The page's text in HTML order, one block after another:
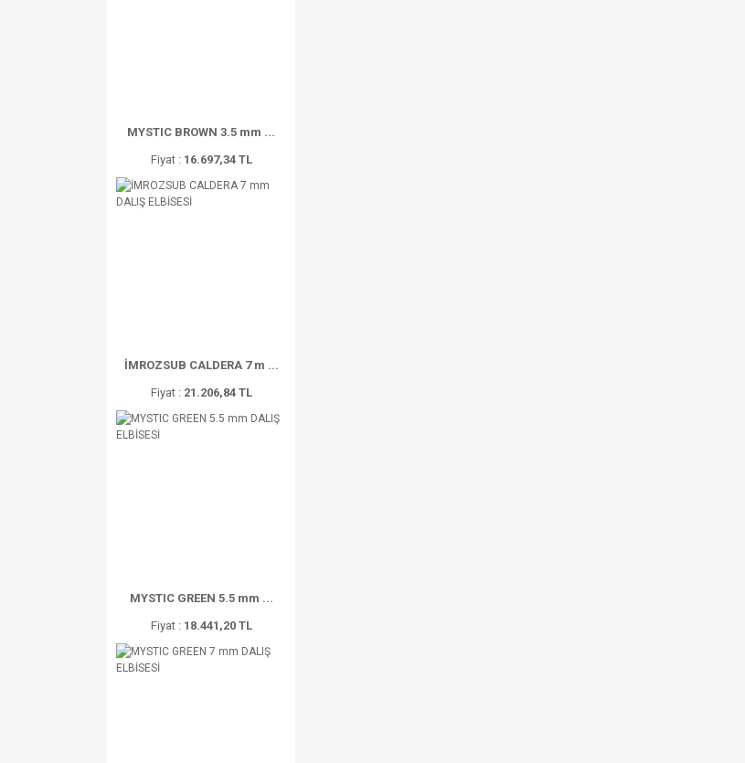
MYSTIC BROWN 3.5 mm ...
Fiyat : 16.697,34 TL
İMROZSUB CALDERA 7 m ...
Fiyat : 21.206,84 TL
MYSTIC GREEN 5.5 mm ...
Fiyat : 18.441,20 TL